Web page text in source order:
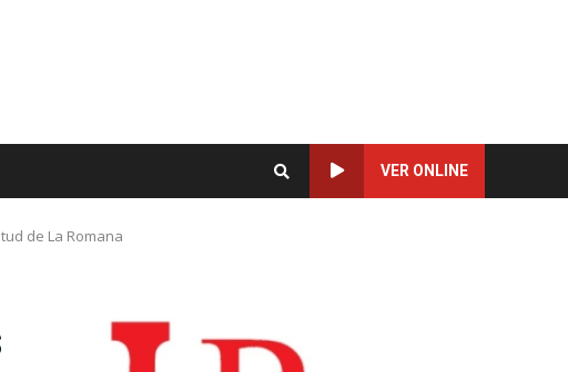
VER ONLINE
de La Romana